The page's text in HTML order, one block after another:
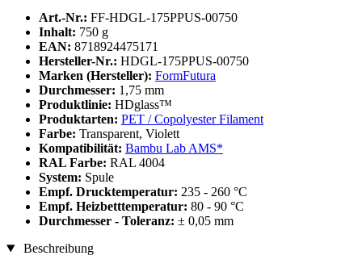
Art.-Nr.: FF-HDGL-175PPUS-00750
Inhalt: 750 g
EAN: 8718924475171
Hersteller-Nr.: HDGL-175PPUS-00750
Marken (Hersteller): FormFutura
Durchmesser: 1,75 mm
Produktlinie: HDglass™
Produktarten: PET / Copolyester Filament
Farbe: Transparent, Violett
Kompatibilität: Bambu Lab AMS*
RAL Farbe: RAL 4004
System: Spule
Empf. Drucktemperatur: 235 - 260 °C
Empf. Heizbetttemperatur: 80 - 90 °C
Durchmesser - Toleranz: ± 0,05 mm
Beschreibung